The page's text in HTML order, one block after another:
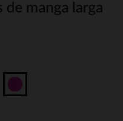
manga larga